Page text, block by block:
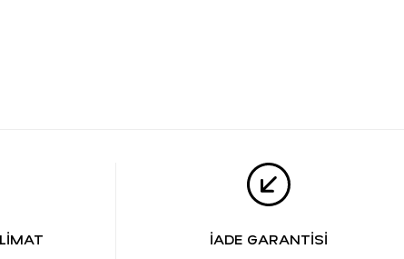
İADE GARANTİSİ